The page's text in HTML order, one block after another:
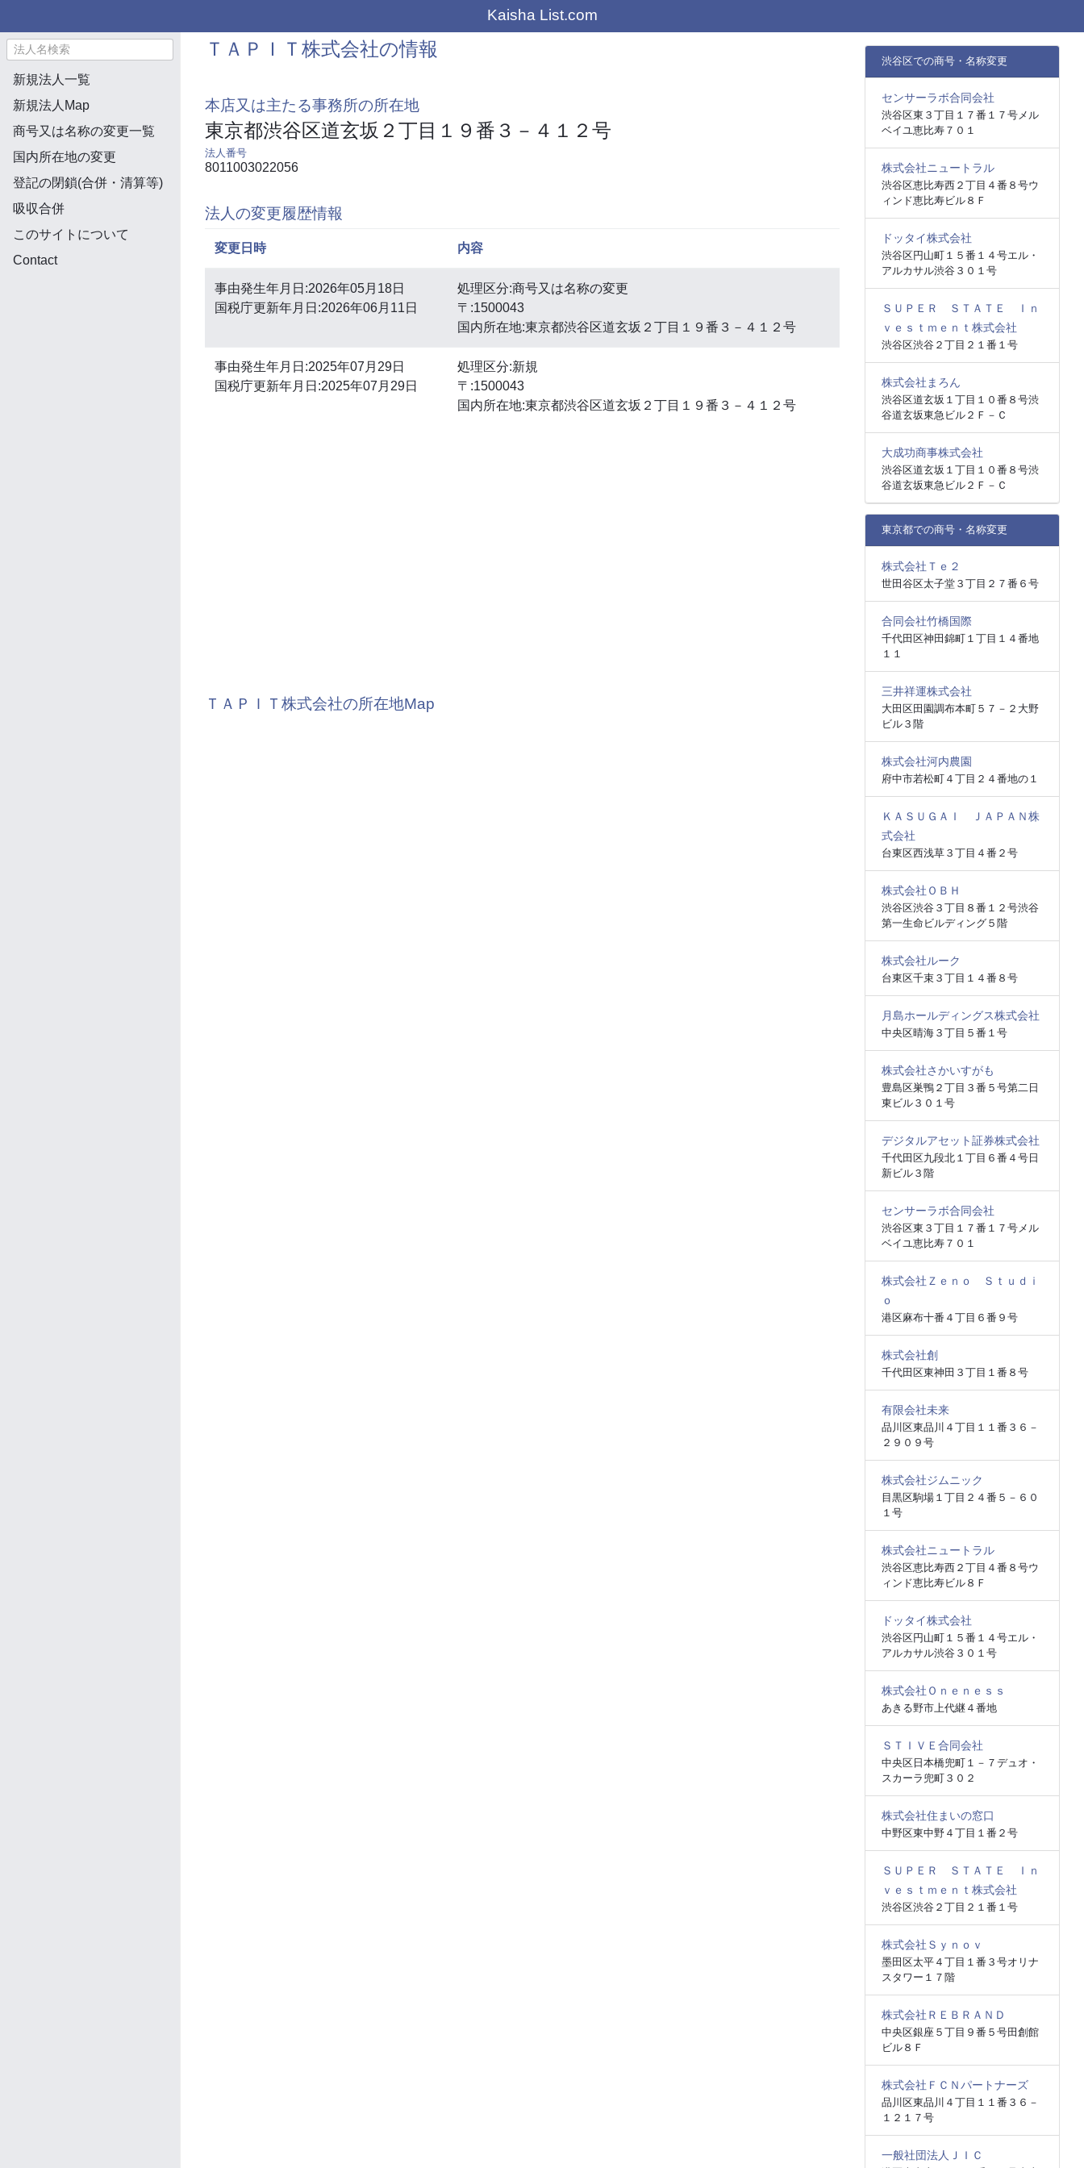
Kaisha List.com
新規法人一覧
新規法人Map
商号又は名称の変更一覧
国内所在地の変更
登記の閉鎖(合併・清算等)
吸収合併
このサイトについて
Contact
ＴＡＰＩＴ株式会社の情報
本店又は主たる事務所の所在地
東京都渋谷区道玄坂２丁目１９番３－４１２号
法人番号
8011003022056
法人の変更履歴情報
変更日時 内容
事由発生年月日:2026年05月18日
国税庁更新年月日:2026年06月11日
処理区分:商号又は名称の変更
〒:1500043
国内所在地:東京都渋谷区道玄坂２丁目１９番３－４１２号
事由発生年月日:2025年07月29日
国税庁更新年月日:2025年07月29日
処理区分:新規
〒:1500043
国内所在地:東京都渋谷区道玄坂２丁目１９番３－４１２号
ＴＡＰＩＴ株式会社の所在地Map
渋谷区での商号・名称変更
センサーラボ合同会社
渋谷区東３丁目１７番１７号メル
ベイユ恵比寿７０１
株式会社ニュートラル
渋谷区恵比寿西２丁目４番８号ウ
ィンド恵比寿ビル８Ｆ
ドッタイ株式会社
渋谷区円山町１５番１４号エル・
アルカサル渋谷３０１号
ＳＵＰＥＲ ＳＴＡＴＥ Ｉｎ
ｖｅｓｔｍｅｎｔ株式会社
渋谷区渋谷２丁目２１番１号
株式会社まろん
渋谷区道玄坂１丁目１０番８号渋
谷道玄坂東急ビル２Ｆ－Ｃ
大成功商事株式会社
渋谷区道玄坂１丁目１０番８号渋
谷道玄坂東急ビル２Ｆ－Ｃ
東京都での商号・名称変更
株式会社Ｔｅ２
世田谷区太子堂３丁目２７番６号
合同会社竹橋国際
千代田区神田錦町１丁目１４番地
１１
三井祥運株式会社
大田区田園調布本町５７－２大野
ビル３階
株式会社河内農園
府中市若松町４丁目２４番地の１
ＫＡＳＵＧＡＩ ＪＡＰＡＮ株
式会社
台東区西浅草３丁目４番２号
株式会社ＯＢＨ
渋谷区渋谷３丁目８番１２号渋谷
第一生命ビルディング５階
株式会社ルーク
台東区千束３丁目１４番８号
月島ホールディングス株式会社
中央区晴海３丁目５番１号
株式会社さかいすがも
豊島区巣鴨２丁目３番５号第二日
東ビル３０１号
デジタルアセット証券株式会社
千代田区九段北１丁目６番４号日
新ビル３階
センサーラボ合同会社
渋谷区東３丁目１７番１７号メル
ベイユ恵比寿７０１
株式会社Ｚｅｎｏ Ｓｔｕｄｉ
ｏ
港区麻布十番４丁目６番９号
株式会社創
千代田区東神田３丁目１番８号
有限会社未来
品川区東品川４丁目１１番３６－
２９０９号
株式会社ジムニック
目黒区駒場１丁目２４番５－６０
１号
株式会社ニュートラル
渋谷区恵比寿西２丁目４番８号ウ
ィンド恵比寿ビル８Ｆ
ドッタイ株式会社
渋谷区円山町１５番１４号エル・
アルカサル渋谷３０１号
株式会社Ｏｎｅｎｅｓｓ
あきる野市上代継４番地
ＳＴＩＶＥ合同会社
中央区日本橋兜町１－７デュオ・
スカーラ兜町３０２
株式会社住まいの窓口
中野区東中野４丁目１番２号
ＳＵＰＥＲ ＳＴＡＴＥ Ｉｎ
ｖｅｓｔｍｅｎｔ株式会社
渋谷区渋谷２丁目２１番１号
株式会社Ｓｙｎｏｖ
墨田区太平４丁目１番３号オリナ
スタワー１７階
株式会社ＲＥＢＲＡＮＤ
中央区銀座５丁目９番５号田創館
ビル８Ｆ
株式会社ＦＣＮパートナーズ
品川区東品川４丁目１１番３６－
１２１７号
一般社団法人ＪＩＣ